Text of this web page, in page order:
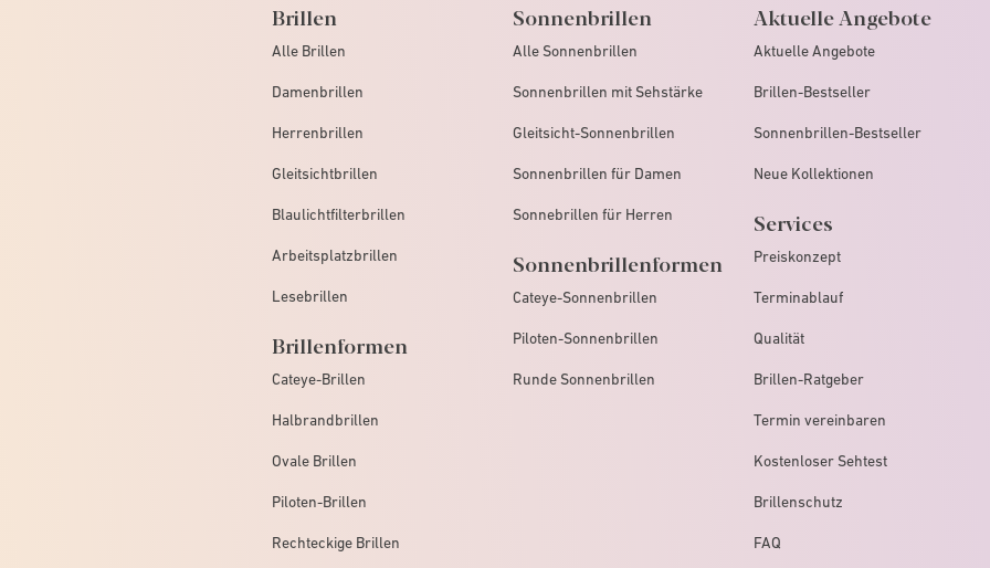
Brillen
Alle Brillen
Damenbrillen
Herrenbrillen
Gleitsichtbrillen
Blaulichtfilterbrillen
Arbeitsplatzbrillen
Lesebrillen
Brillenformen
Cateye-Brillen
Halbrandbrillen
Ovale Brillen
Piloten-Brillen
Rechteckige Brillen
Sonnenbrillen
Alle Sonnenbrillen
Sonnenbrillen mit Sehstärke
Gleitsicht-Sonnenbrillen
Sonnenbrillen für Damen
Sonnebrillen für Herren
Sonnenbrillenformen
Cateye-Sonnenbrillen
Piloten-Sonnenbrillen
Runde Sonnenbrillen
Aktuelle Angebote
Aktuelle Angebote
Brillen-Bestseller
Sonnenbrillen-Bestseller
Neue Kollektionen
Services
Preiskonzept
Terminablauf
Qualität
Brillen-Ratgeber
Termin vereinbaren
Kostenloser Sehtest
Brillenschutz
FAQ